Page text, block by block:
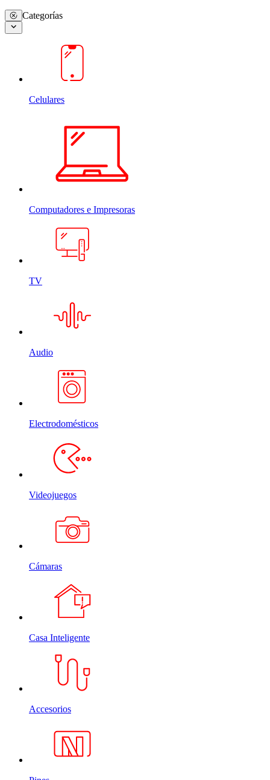
Categorías
Celulares
Computadores e Impresoras
TV
Audio
Electrodomésticos
Videojuegos
Cámaras
Casa Inteligente
Accesorios